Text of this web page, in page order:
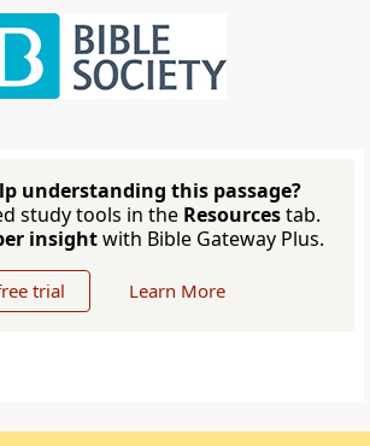
understanding this passage?
study tools in the Resourcestab.
insightwith Bible Gateway Plus.
trial Learn More